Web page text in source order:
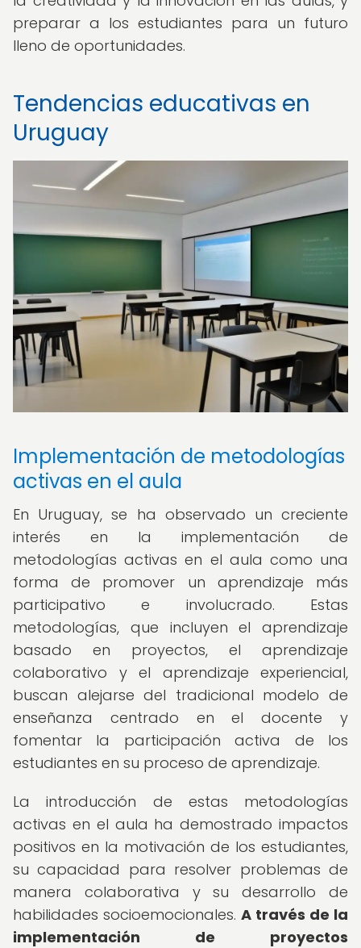
preparar a los estudiantes para un futuro
lleno de oportunidades.
Tendencias educativas en
Uruguay
Implementación de metodologías
activas en el aula
En Uruguay, se ha observado un creciente
interés en la implementación de
metodologías activas en el aula como una
forma de promover un aprendizaje más
participativo e involucrado. Estas
metodologías, que incluyen el aprendizaje
basado en proyectos, el aprendizaje
colaborativo y el aprendizaje experiencial,
buscan alejarse del tradicional modelo de
enseñanza centrado en el docente y
fomentar la participación activa de los
estudiantes en su proceso de aprendizaje.
La introducción de estas metodologías
activas en el aula ha demostrado impactos
positivos en la motivación de los estudiantes,
su capacidad para resolver problemas de
manera colaborativa y su desarrollo de
habilidades socioemocionales. A través de la
implementación de proyectos